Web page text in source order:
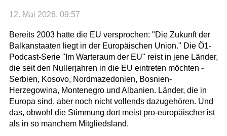
12. Mai 2026, 09:57
Bereits 2003 hatte die EU versprochen: "Die Zukunft der
Balkanstaaten liegt in der Europäischen Union." Die Ö1-
Podcast-Serie "Im Warteraum der EU" reist in jene Länder,
die seit den Nullerjahren in die EU eintreten möchten -
Serbien, Kosovo, Nordmazedonien, Bosnien-
Herzegowina, Montenegro und Albanien. Länder, die in
Europa sind, aber noch nicht vollends dazugehören. Und
das, obwohl die Stimmung dort meist pro-europäischer ist
als in so manchem Mitgliedsland.